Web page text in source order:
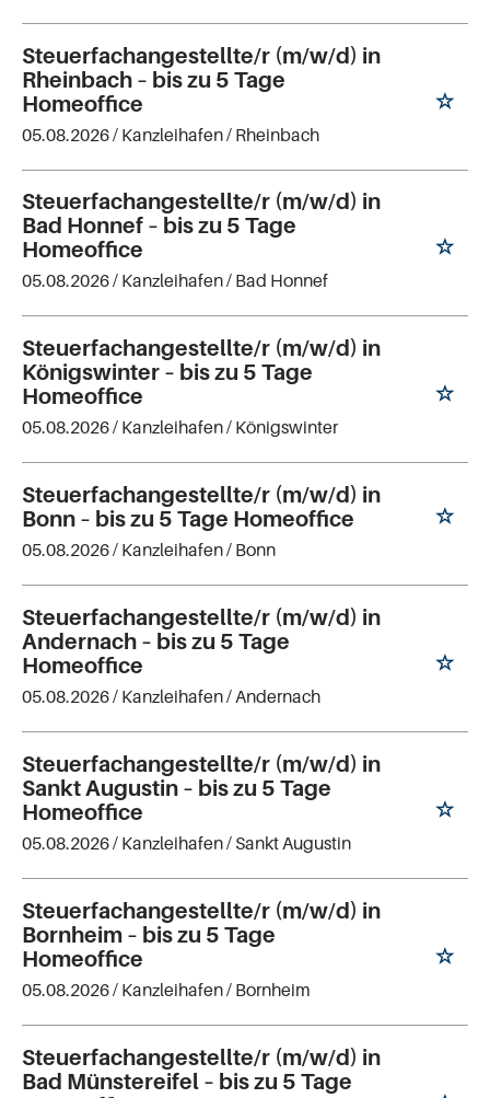
Steuerfachangestellte/r (m/w/d) in
Rheinbach – bis zu 5 Tage
Homeoffice
05.08.2026 / Kanzleihafen/ Rheinbach
Steuerfachangestellte/r (m/w/d) in
Bad Honnef – bis zu 5 Tage
Homeoffice
05.08.2026 / Kanzleihafen/ Bad Honnef
Steuerfachangestellte/r (m/w/d) in
Königswinter – bis zu 5 Tage
Homeoffice
05.08.2026 / Kanzleihafen/ Königswinter
Steuerfachangestellte/r (m/w/d) in
Bonn – bis zu 5 Tage Homeoffice
05.08.2026 / Kanzleihafen/ Bonn
Steuerfachangestellte/r (m/w/d) in
Andernach – bis zu 5 Tage
Homeoffice
05.08.2026 / Kanzleihafen/ Andernach
Steuerfachangestellte/r (m/w/d) in
Sankt Augustin – bis zu 5 Tage
Homeoffice
05.08.2026 / Kanzleihafen/ Sankt Augustin
Steuerfachangestellte/r (m/w/d) in
Bornheim – bis zu 5 Tage
Homeoffice
05.08.2026 / Kanzleihafen/ Bornheim
Steuerfachangestellte/r (m/w/d) in
Bad Münstereifel – bis zu 5 Tage